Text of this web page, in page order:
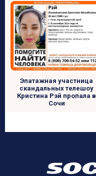
Эпатажная участница
скандальных телешоу
Кристина Рэй пропала в
Сочи